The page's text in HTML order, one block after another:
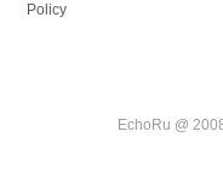
Policy
EchoRu @